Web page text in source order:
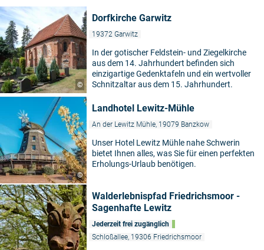
©
Dorfkirche Garwitz
19372 Garwitz
In der gotischer Feldstein- und Ziegelkirche
aus dem 14. Jahrhundert befinden sich
einzigartige Gedenktafeln und ein wertvoller
Schnitzaltar aus dem 15. Jahrhundert.
©
Landhotel Lewitz-Mühle
An der Lewitz Mühle, 19079 Banzkow
Unser Hotel Lewitz Mühle nahe Schwerin
bietet Ihnen alles, was Sie für einen perfekten
Erholungs-Urlaub benötigen.
Walderlebnispfad Friedrichsmoor -
Sagenhafte Lewitz
Jederzeit frei zugänglich
Schloßallee, 19306 Friedrichsmoor